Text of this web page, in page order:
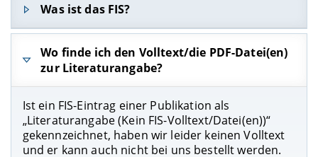
Was ist das FIS?
Das FIS ist dasForschungsinformationssystem
der Otto-Friedrich-Universität Bamberg. Hier
erhalten Sie einen zusammenhängenden
Überblick über die vielfältigen
Forschungsaktivitäten und -ergebnisse aus dem
gesamten Fächerspektrum der Otto-Friedrich-
Universität und ihrer An-Institute.
Wo finde ich den Volltext/die PDF-Datei(en)
zur Literaturangabe?
Ist ein FIS-Eintrag einer Publikation als
„Literaturangabe (Kein FIS-Volltext/Datei(en))“
gekennzeichnet, haben wir leider keinen Volltext
und er kann auch nicht bei uns bestellt werden.